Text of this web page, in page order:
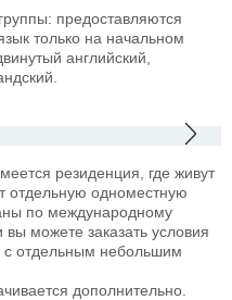
предоставляются
только на начальном
английский,
резиденция, где живут
отдельную одноместную
по международному
можете заказать условия
отдельным небольшим
дополнительно.